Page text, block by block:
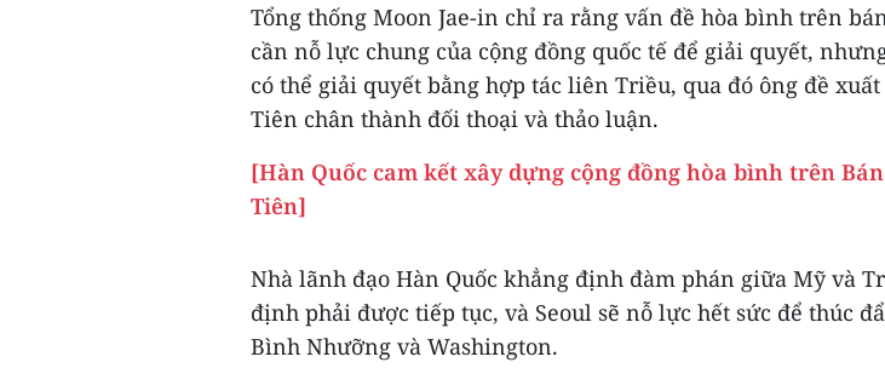
Tổng thống Moon Jae-in chỉ ra rằng vấn đề hòa bình trên
cần nỗ lực chung của cộng đồng quốc tế để giải quyết,
có thể giải quyết bằng hợp tác liên Triều, qua đó ông đề
Tiên chân thành đối thoại và thảo luận.
[Hàn Quốc cam kết xây dựng cộng đồng hòa bình trên
Tiên]
Nhà lãnh đạo Hàn Quốc khẳng định đàm phán giữa Mỹ và
định phải được tiếp tục, và Seoul sẽ nỗ lực hết sức để thúc
Bình Nhưỡng và Washington.